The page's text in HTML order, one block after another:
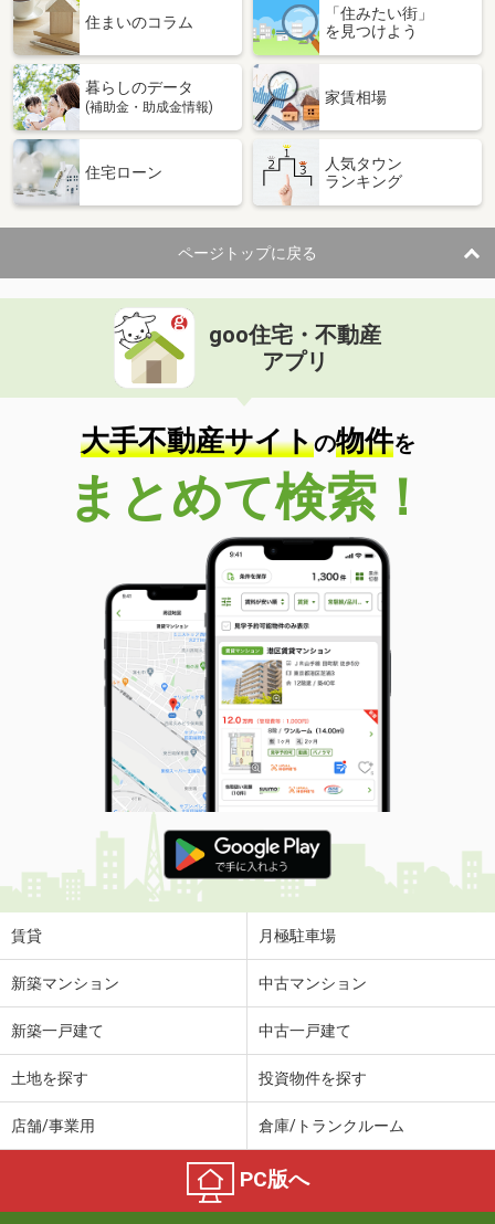
住まいのコラム
「住みたい街」
を見つけよう
暮らしのデータ
(補助金・助成金情報)
家賃相場
住宅ローン
人気タウン
ランキング
ページトップに戻る
goo住宅・不動産
アプリ
大手不動産サイトの物件を
まとめて検索！
賃貸 月極駐車場
新築マンション 中古マンション
新築一戸建て 中古一戸建て
土地を探す 投資物件を探す
店舗/事業用 倉庫/トランクルーム
PC版へ